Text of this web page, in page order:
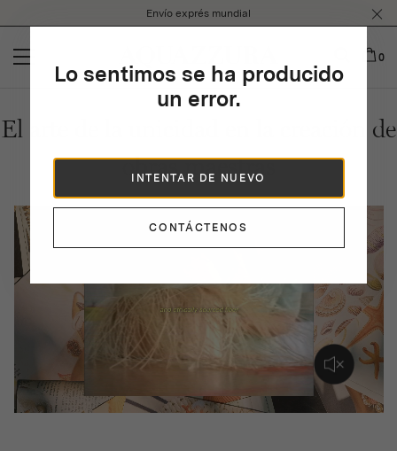
note:
website
system.
Envío exprés mundial
0
Lo sentimos se ha producido
un error.
INTENTAR DE NUEVO
CONTÁCTENOS
El arte de la unicidad en la creación de
obras maestras